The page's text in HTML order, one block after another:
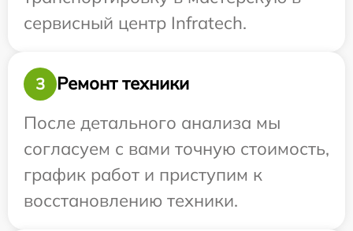
сервисный центр Infratech.
3
Ремонт техники
После детального анализа мы
согласуем с вами точную стоимость,
график работ и приступим к
восстановлению техники.